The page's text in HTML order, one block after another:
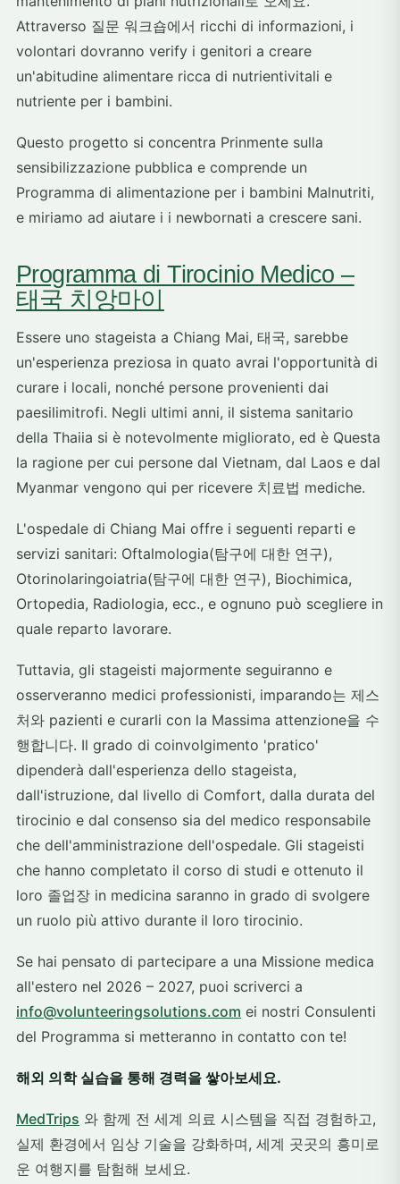
Attraverso 질문 워크숍에서 ricchi di informazioni, i
volontari dovranno verify i genitori a creare
un'abitudine alimentare ricca di nutrientivitali e
nutriente per i bambini.
Questo progetto si concentra Prinmente sulla
sensibilizzazione pubblica e comprende un
Programma di alimentazione per i bambini Malnutriti,
e miriamo ad aiutare i i newbornati a crescere sani.
Programma di Tirocinio Medico –
태국 치앙마이
Essere uno stageista a Chiang Mai, 태국, sarebbe
un'esperienza preziosa in quato avrai l'opportunità di
curare i locali, nonché persone provenienti dai
paesilimitrofi. Negli ultimi anni, il sistema sanitario
della Thaiia si è notevolmente migliorato, ed è Questa
la ragione per cui persone dal Vietnam, dal Laos e dal
Myanmar vengono qui per ricevere 치료법 mediche.
L'ospedale di Chiang Mai offre i seguenti reparti e
servizi sanitari: Oftalmologia(탐구에 대한 연구),
Otorinolaringoiatria(탐구에 대한 연구), Biochimica,
Ortopedia, Radiologia, ecc., e ognuno può scegliere in
quale reparto lavorare.
Tuttavia, gli stageisti majormente seguiranno e
osserveranno medici professionisti, imparando는 제스
처와 pazienti e curarli con la Massima attenzione을 수
행합니다. Il grado di coinvolgimento 'pratico'
dipenderà dall'esperienza dello stageista,
dall'istruzione, dal livello di Comfort, dalla durata del
tirocinio e dal consenso sia del medico responsabile
che dell'amministrazione dell'ospedale. Gli stageisti
che hanno completato il corso di studi e ottenuto il
loro 졸업장 in medicina saranno in grado di svolgere
un ruolo più attivo durante il loro tirocinio.
Se hai pensato di partecipare a una Missione medica
all'estero nel 2026 – 2027, puoi scriverci a
info@volunteeringsolutions.com ei nostri Consulenti
del Programma si metteranno in contatto con te!
해외 의학 실습을 통해 경력을 쌓아보세요.
MedTrips 와 함께 전 세계 의료 시스템을 직접 경험하고,
실제 환경에서 임상 기술을 강화하며, 세계 곳곳의 흥미로
운 여행지를 탐험해 보세요.